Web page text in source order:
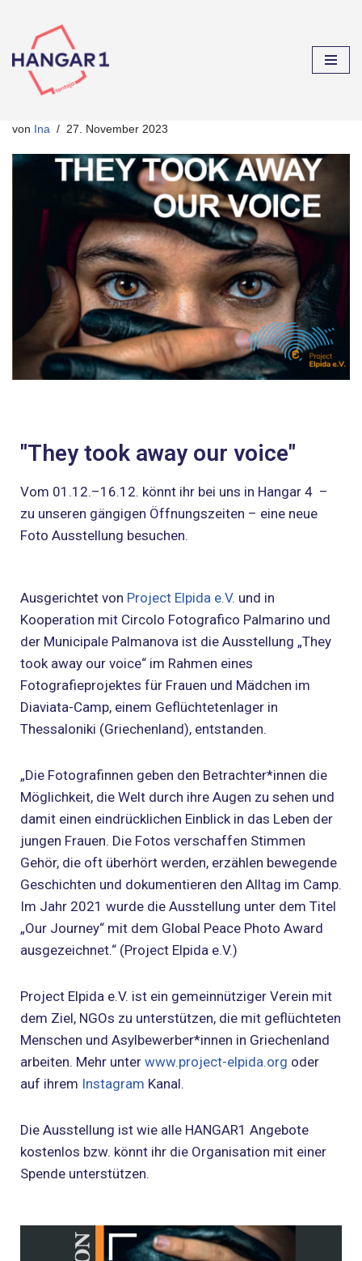
Zum
Inhalt
springen
von Ina 27. November 2023
"They took away our voice"
Vom 01.12.–16.12. könnt ihr bei uns in Hangar 4 –
zu unseren gängigen Öffnungszeiten – eine neue
Foto Ausstellung besuchen.
Ausgerichtet von Project Elpida e.V. und in
Kooperation mit Circolo Fotografico Palmarino und
der Municipale Palmanova ist die Ausstellung „They
took away our voice“ im Rahmen eines
Fotografieprojektes für Frauen und Mädchen im
Diaviata-Camp, einem Geflüchtetenlager in
Thessaloniki (Griechenland), entstanden.
„Die Fotografinnen geben den Betrachter*innen die
Möglichkeit, die Welt durch ihre Augen zu sehen und
damit einen eindrücklichen Einblick in das Leben der
jungen Frauen. Die Fotos verschaffen Stimmen
Gehör, die oft überhört werden, erzählen bewegende
Geschichten und dokumentieren den Alltag im Camp.
Im Jahr 2021 wurde die Ausstellung unter dem Titel
„Our Journey“ mit dem Global Peace Photo Award
ausgezeichnet.“ (Project Elpida e.V.)
Project Elpida e.V. ist ein gemeinnütziger Verein mit
dem Ziel, NGOs zu unterstützen, die mit geflüchteten
Menschen und Asylbewerber*innen in Griechenland
arbeiten. Mehr unter www.project-elpida.org oder
auf ihrem Instagram Kanal.
Die Ausstellung ist wie alle HANGAR1 Angebote
kostenlos bzw. könnt ihr die Organisation mit einer
Spende unterstützen.